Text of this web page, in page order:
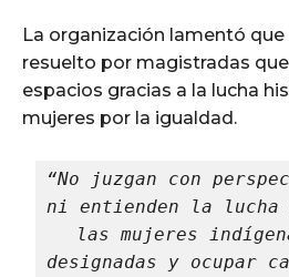
La organización lamentó que
resuelto por magistradas
espacios gracias a la lucha
mujeres por la igualdad.
“No juzgan con
ni entienden la lucha
las mujeres
designadas y ocupar